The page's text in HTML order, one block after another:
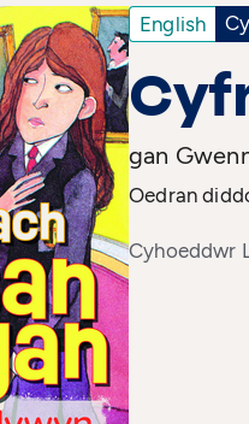
English
gan
Oedran
Cyhoeddwr